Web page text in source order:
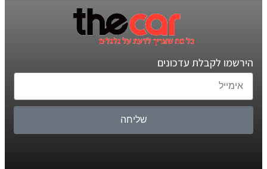
הירשמו לקבלת עדכונים
שליחה